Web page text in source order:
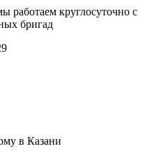
работаем круглосуточно с
бригад
в Казани